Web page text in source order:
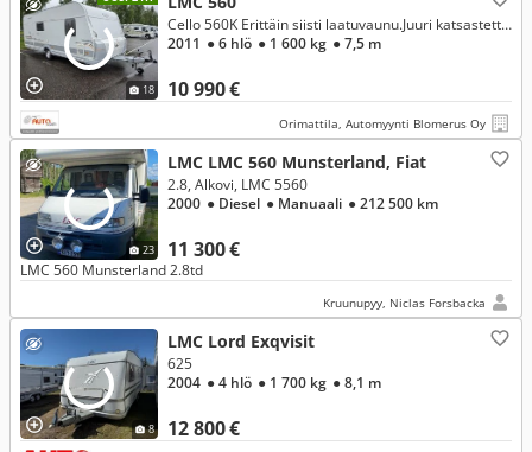
18 10 990 €
Cello 560K Erittäin siisti laatuvaunu.Juuri katsastettu ja tarkistettu
2011 ● 6 hlö ● 1 600 kg ● 7,5 m
Orimattila, Automyynti Blomerus Oy
23
LMC LMC 560 Munsterland, Fiat
11 300 €
2.8, Alkovi, LMC 5560
2000 ● Diesel ● Manuaali ● 212 500 km
LMC 560 Munsterland 2.8td
Kruunupyy, Niclas Forsbacka
8
LMC Lord Exqvisit
12 800 €
625
2004 ● 4 hlö ● 1 700 kg ● 8,1 m